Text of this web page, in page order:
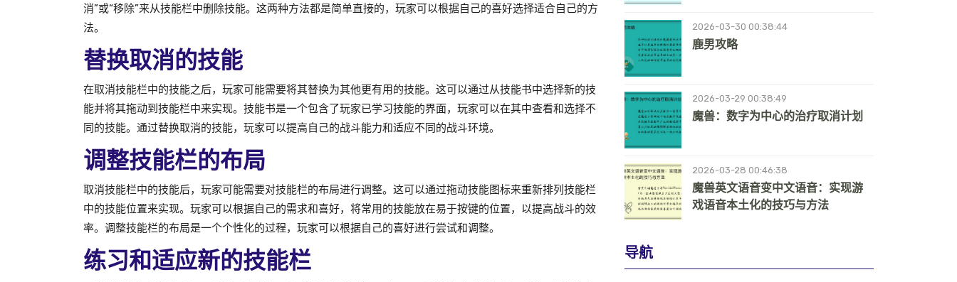
消”或“移除”来从技能栏中删除技能。这两种方法都是简单直接的，玩家可以根据自己的喜好选择适合自己的方
法。
替换取消的技能
在取消技能栏中的技能之后，玩家可能需要将其替换为其他更有用的技能。这可以通过从技能书中选择新的技
能并将其拖动到技能栏中来实现。技能书是一个包含了玩家已学习技能的界面，玩家可以在其中查看和选择不
同的技能。通过替换取消的技能，玩家可以提高自己的战斗能力和适应不同的战斗环境。
调整技能栏的布局
取消技能栏中的技能后，玩家可能需要对技能栏的布局进行调整。这可以通过拖动技能图标来重新排列技能栏
中的技能位置来实现。玩家可以根据自己的需求和喜好，将常用的技能放在易于按键的位置，以提高战斗的效
率。调整技能栏的布局是一个个性化的过程，玩家可以根据自己的喜好进行尝试和调整。
练习和适应新的技能栏
2026-03-30 00:38:44
鹿男攻略
2026-03-29 00:38:49
魔兽：数字为中心的治疗取消计划
2026-03-28 00:46:38
魔兽英文语音变中文语音：实现游
戏语音本土化的技巧与方法
导航